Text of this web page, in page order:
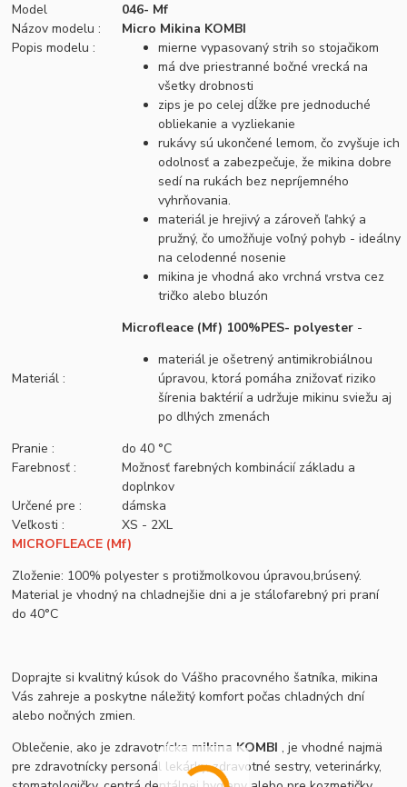
Model
046- Mf
Názov modelu :
Micro Mikina KOMBI
Popis modelu :
mierne vypasovaný strih so stojačikom
má dve priestranné bočné vrecká na
všetky drobnosti
zips je po celej dĺžke pre jednoduché
obliekanie a vyzliekanie
rukávy sú ukončené lemom, čo zvyšuje ich
odolnosť a zabezpečuje, že mikina dobre
sedí na rukách bez nepríjemného
vyhrňovania.
materiál je hrejivý a zároveň ľahký a
pružný, čo umožňuje voľný pohyb - ideálny
na celodenné nosenie
mikina je vhodná ako vrchná vrstva cez
tričko alebo bluzón
Materiál :
Microfleace (Mf) 100%PES- polyester -
materiál je ošetrený antimikrobiálnou
úpravou, ktorá pomáha znižovať riziko
šírenia baktérií a udržuje mikinu sviežu aj
po dlhých zmenách
Pranie :
do 40 °C
Farebnosť :
Možnosť farebných kombinácií základu a
doplnkov
Určené pre :
dámska
Veľkosti :
XS - 2XL
MICROFLEACE (Mf)
Zloženie: 100% polyester s protižmolkovou úpravou,brúsený.
Material je vhodný na chladnejšie dni a je stálofarebný pri praní
do 40°C
Doprajte si kvalitný kúsok do Vášho pracovného šatníka, mikina
Vás zahreje a poskytne náležitý komfort počas chladných dní
alebo nočných zmien.
Oblečenie, ako je zdravotnícka mikina KOMBI , je vhodné najmä
pre zdravotnícky personál lekárky, zdravotné sestry, veterinárky,